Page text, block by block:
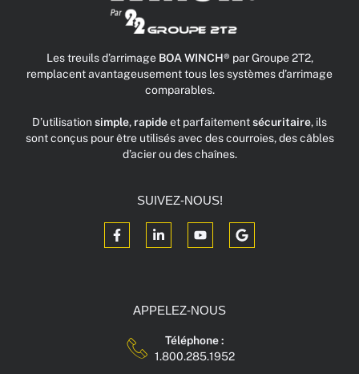
Les treuils d’arrimage BOA WINCH® par Groupe 2T2,
remplacent avantageusement tous les systèmes d’arrimage
comparables.
D’utilisationsimple, rapideet parfaitementsécuritaire, ils
sont conçus pour être utilisés avec des courroies, des câbles
d’acier ou des chaînes.
SUIVEZ-NOUS!
APPELEZ-NOUS
Téléphone :
1.800.285.1952